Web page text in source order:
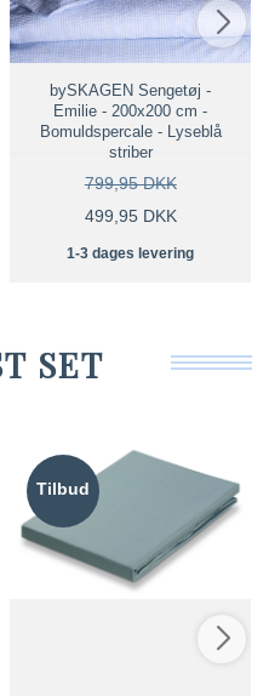
bySKAGEN Sengetøj -
Emilie - 200x200 cm -
Bomuldspercale - Lyseblå
striber
799,95 DKK
499,95 DKK
1-3 dages levering
SET
Tilbud